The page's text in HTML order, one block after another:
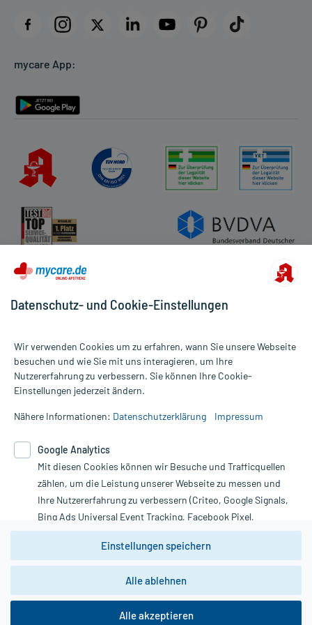
Datenschutz
Rückgabe/Widerruf
mycare App:
Alle Preise gelten inkl. MwSt., ggf. zzgl. Versandkosten
Informationen auf dieser Website werden ausschließlich für
die Untersuchung und Behandlung durch einen Arzt. Bitte
Therapien eingeleitet werden können. | Diese Webseite benutzt
Google Analytics. Lesen Sie bitte dazu die wichtigen Hinweise in
unserer Datenschutzerklärung. Für den Widerruf einer Bestellung
nutzen Sie das Formular:
Vertrag widerrufen
*Hinweise zu unseren Aktionen und Bewertungen
Datenschutz- und Cookie-Einstellungen
Wir verwenden Cookies um zu erfahren, wann Sie unsere Webseite
besuchen und wie Sie mit uns interagieren, um Ihre
Nutzererfahrung zu verbessern. Sie können Ihre Cookie-
Einstellungen jederzeit ändern.
Nähere Informationen: Datenschutzerklärung Impressum
Google Analytics
Mit diesen Cookies können wir Besuche und Trafficquellen
zählen, um die Leistung unserer Webseite zu messen und
Ihre Nutzererfahrung zu verbessern (Criteo, Google Signals,
Bing Ads Universal Event Tracking, Facebook Pixel,
Youtube-Social Plugin).
Wir weisen darauf hin, dass die
zwingend den Europäischen Anforderungen gem. EU-
DSGVO genügen und ein Datentransfer in Drittstaaten bzw.
Daten dort verarbeitet werden, kann nicht geprüft und
Einstellungen speichern
Alle ablehnen
Alle akzeptieren